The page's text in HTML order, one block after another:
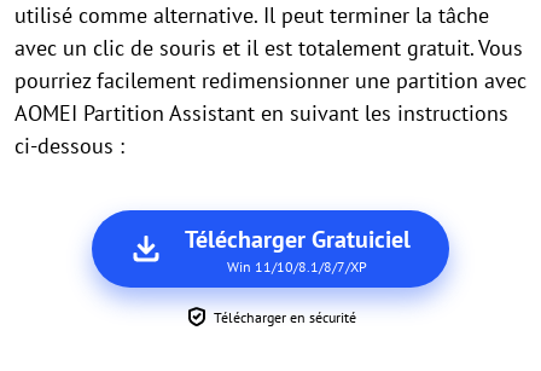
utilisé comme alternative. Il peut terminer la tâche
avec un clic de souris et il est totalement gratuit. Vous
pourriez facilement redimensionner une partition avec
AOMEI Partition Assistant en suivant les instructions
ci-dessous :
Télécharger Gratuiciel
Win 11/10/8.1/8/7/XP
Télécharger en sécurité